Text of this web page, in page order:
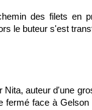
des filets en
le buteur s'est
Nita, auteur d'une
face à